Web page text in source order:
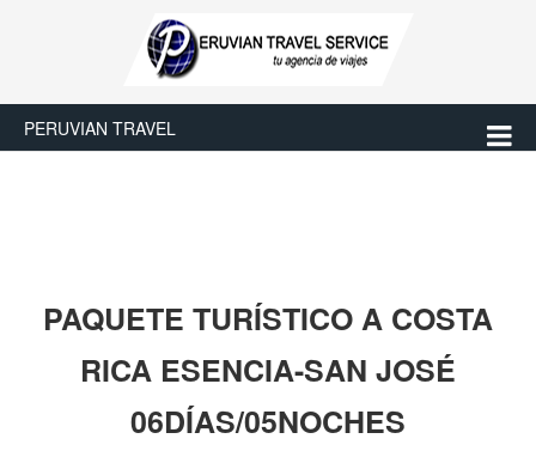
PERUVIAN TRAVEL
PAQUETE TURÍSTICO A COSTA
RICA ESENCIA-SAN JOSÉ
06DÍAS/05NOCHES